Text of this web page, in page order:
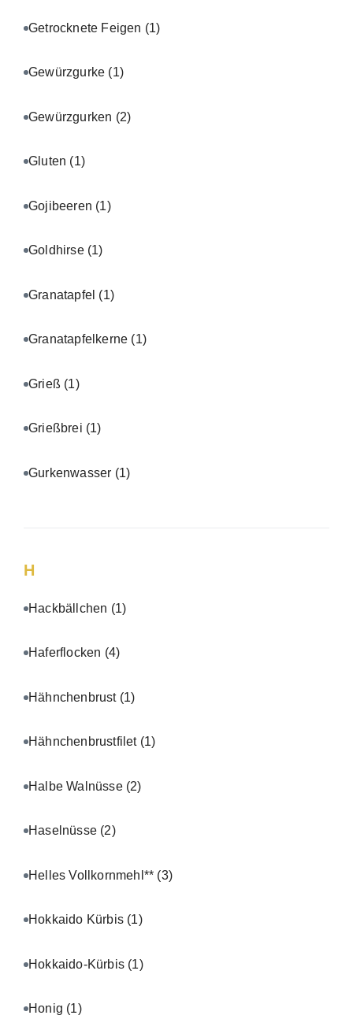
Getrocknete Feigen (1)
Gewürzgurke (1)
Gewürzgurken (2)
Gluten (1)
Gojibeeren (1)
Goldhirse (1)
Granatapfel (1)
Granatapfelkerne (1)
Grieß (1)
Grießbrei (1)
Gurkenwasser (1)
H
Hackbällchen (1)
Haferflocken (4)
Hähnchenbrust (1)
Hähnchenbrustfilet (1)
Halbe Walnüsse (2)
Haselnüsse (2)
Helles Vollkornmehl** (3)
Hokkaido Kürbis (1)
Hokkaido-Kürbis (1)
Honig (1)